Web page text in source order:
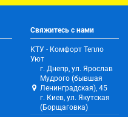
Свяжитесь с нами
КТУ - Комфорт Тепло
Уют
г. Днепр, ул. Ярослав
Мудрого (бывшая
Ленинградская), 45
г. Киев, ул. Якутская
(Борщаговка)